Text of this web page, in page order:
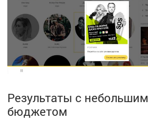
Результаты с небольшим
бюджетом